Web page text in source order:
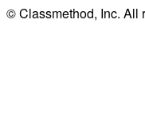
© Classmethod, Inc. All